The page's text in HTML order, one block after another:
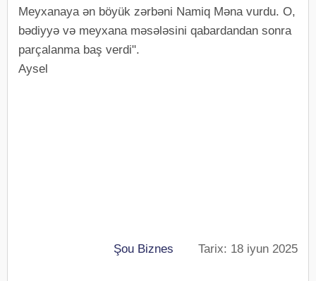
Meyxanaya ən böyük zərbəni Namiq Məna vurdu. O,
bədiyyə və meyxana məsələsini qabardandan sonra
parçalanma baş verdi".
Aysel
Şou Biznes Tarix: 18 iyun 2025